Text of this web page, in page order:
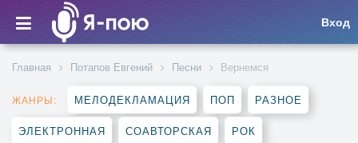
Вход
Главная Потапов Евгений Песни Вернемся
ЖАНРЫ: МЕЛОДЕКЛАМАЦИЯ ПОП РАЗНОЕ
ЭЛЕКТРОННАЯ СОАВТОРСКАЯ РОК